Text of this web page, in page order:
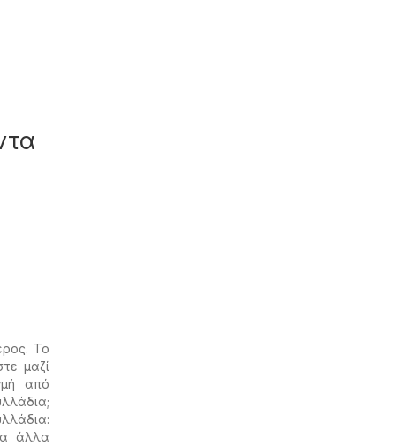
Το
μαζί
από
άλλα